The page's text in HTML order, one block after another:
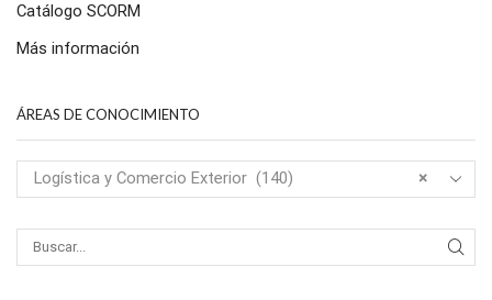
Catálogo SCORM
Más información
ÁREAS DE CONOCIMIENTO
×
Logística y Comercio Exterior (140)